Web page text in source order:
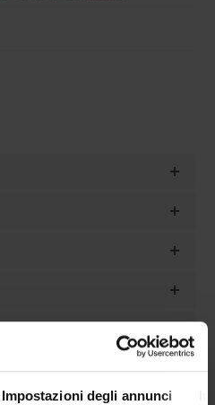
Impostazioni degli annunci